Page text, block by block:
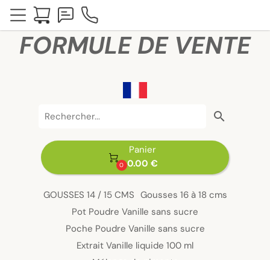
FORMULE DE VENTE
search

0
Panier
0.00 €
GOUSSES 14 / 15 CMS Gousses 16 à 18 cms
Pot Poudre Vanille sans sucre
Poche Poudre Vanille sans sucre
Extrait Vanille liquide 100 ml